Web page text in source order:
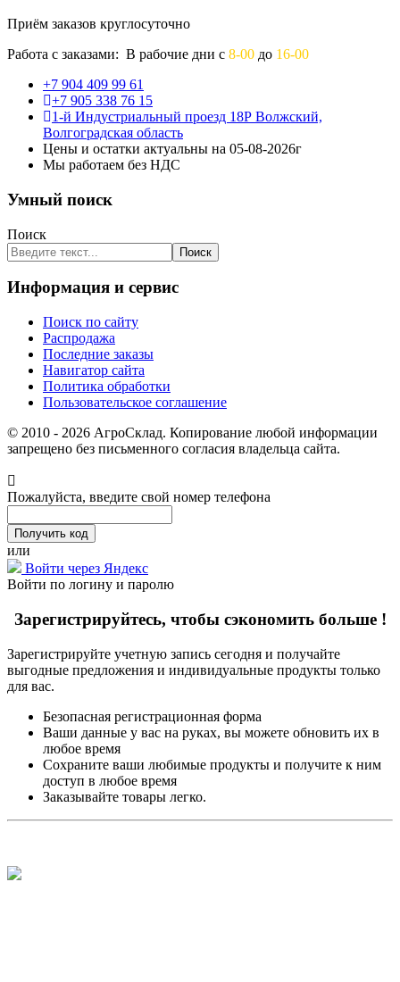
Приём заказов круглосуточно
Работа с заказами: В рабочие дни с 8-00 до 16-00
+7 904 409 99 61
+7 905 338 76 15
1-й Индустриальный проезд 18Р Волжский,
Волгоградская область
Цены и остатки актуальны на 05-08-2026г
Мы работаем без НДС
Умный поиск
Поиск
Поиск
Информация и сервис
Поиск по сайту
Распродажа
Последние заказы
Навигатор сайта
Политика обработки
Пользовательское соглашение
© 2010 - 2026 АгроСклад. Копирование любой информации
запрещено без письменного согласия владельца сайта.
Пожалуйста, введите свой номер телефона
или
Войти через Яндекс
Войти по логину и паролю
Зарегистрируйтесь, чтобы сэкономить больше !
Зарегистрируйте учетную запись сегодня и получайте
выгодные предложения и индивидуальные продукты только
для вас.
Безопасная регистрационная форма
Ваши данные у вас на руках, вы можете обновить их в
любое время
Сохраните ваши любимые продукты и получите к ним
доступ в любое время
Заказывайте товары легко.